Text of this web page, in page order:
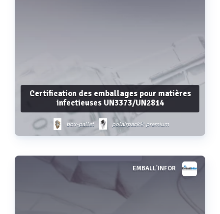
Certification des emballages pour matières
infectieuses UN3373/UN2814
box-pallet polairpack® premium
EMBALL'INFOR